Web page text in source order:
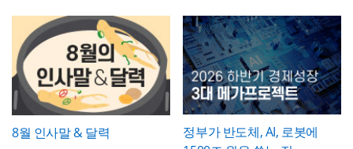
8월 인사말 & 달력
정부가 반도체, AI, 로봇에